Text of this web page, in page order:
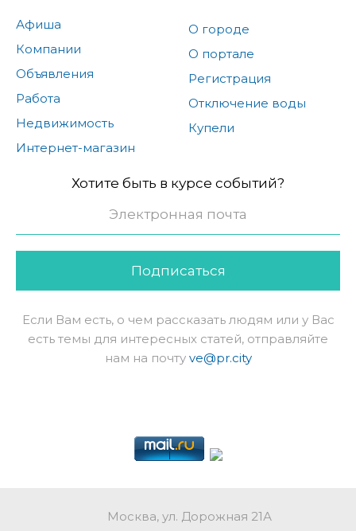
Афиша
Компании
Объявления
Работа
Недвижимость
Интернет-магазин
О городе
О портале
Регистрация
Отключение воды
Купели
Хотите быть в курсе событий?
Подписаться
Если Вам есть, о чем рассказать людям или у Вас
есть темы для интересных статей, отправляйте
нам на почту ve@pr.city
Москва, ул. Дорожная 21А